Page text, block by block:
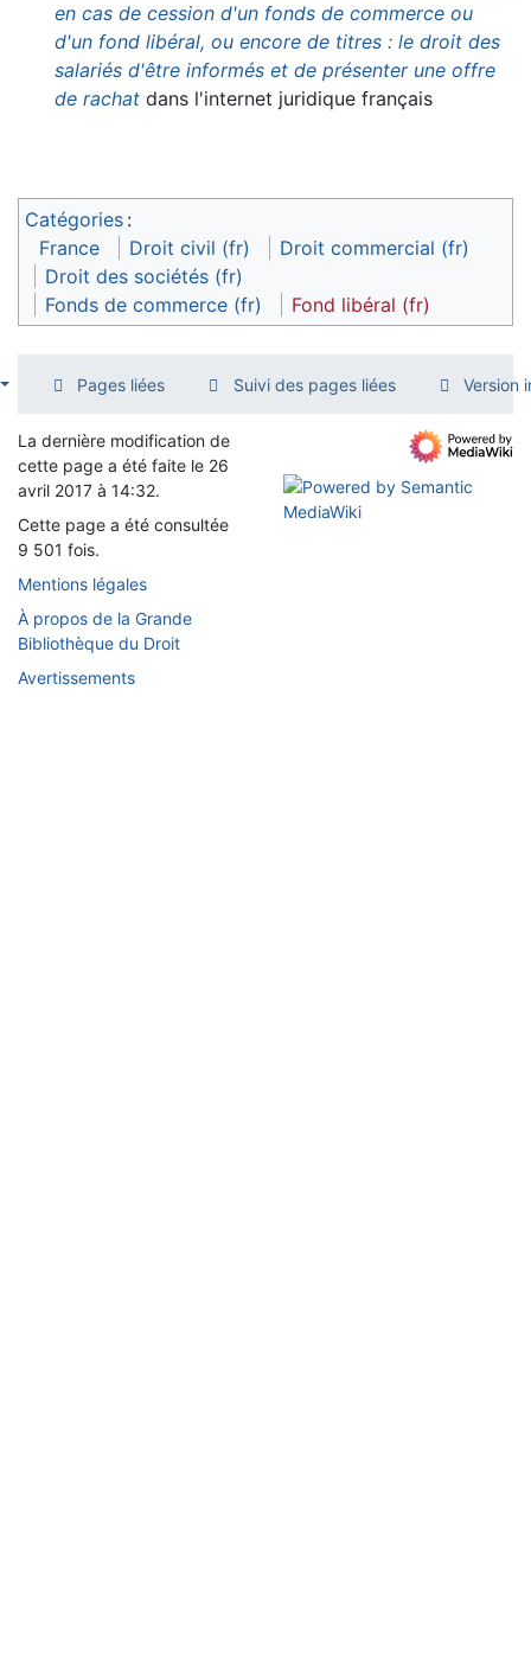
en cas de cession d'un fonds de commerce ou
d'un fond libéral, ou encore de titres : le droit des
salariés d'être informés et de présenter une offre
de rachatdans l'internet juridique français
Catégories :
France
Droit civil (fr)
Droit commercial (fr)
Droit des sociétés (fr)
Fonds de commerce (fr)
Fond libéral (fr)
Pages liées Suivi des pages liées Version
La dernière modification de
cette page a été faite le 26
avril 2017 à 14:32.
Cette page a été consultée
9 501 fois.
Mentions légales
À propos de la Grande
Bibliothèque du Droit
Avertissements